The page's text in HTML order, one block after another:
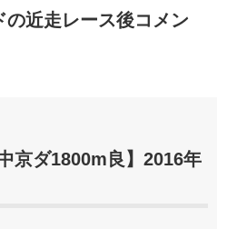
の近走レース後コメン
京ダ1800m良】2016年